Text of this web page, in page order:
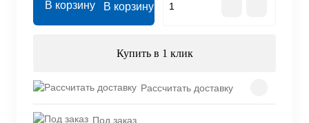
В корзину
Купить в 1 клик
Рассчитать доставку
Под заказ